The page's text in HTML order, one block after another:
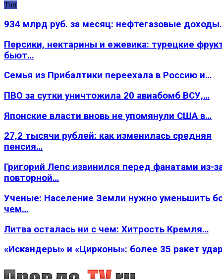
Топ
934 млрд руб. за месяц: нефтегазовые
Персики, нектарины и ежевика: турецкие
бьют…
Семья из Прибалтики переехала в Россию и…
ПВО за сутки уничтожила 20 авиабомб ВСУ,…
Японские власти вновь не упомянули США в…
27,2 тысячи рублей: как изменилась средняя
пенсия…
Григорий Лепс извинился перед фанатами из-
повторной…
Ученые: Население Земли нужно уменьшить
чем…
Литва осталась ни с чем: Хитрость Кремля…
«Искандеры» и «Цирконы»: более 35 ракет